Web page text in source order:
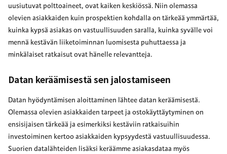
uusiutuvat polttoaineet, ovat kaiken keskiössä. Niin olemassa
olevien asiakkaiden kuin prospektien kohdalla on tärkeää ymmärtää,
kuinka kypsä asiakas on vastuullisuuden saralla, kuinka syvälle voi
mennä kestävän liiketoiminnan luomisesta puhuttaessa ja
minkälaiset ratkaisut ovat hänelle relevantteja.
Datan keräämisestä sen jalostamiseen
Datan hyödyntämisen aloittaminen lähtee datan keräämisestä.
Olemassa olevien asiakkaiden tarpeet ja ostokäyttäytyminen on
ensisijaisen tärkeää ja esimerkiksi kestäviin ratkaisuihin
investoiminen kertoo asiakkaiden kypsyydestä vastuullisuudessa.
Suorien datalähteiden lisäksi keräämme asiakasdataa myös